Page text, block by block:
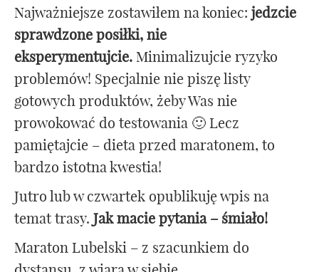
Najważniejsze zostawiłem na koniec: jedzcie
sprawdzone posiłki, nie
eksperymentujcie. Minimalizujcie ryzyko
problemów! Specjalnie nie piszę listy
gotowych produktów, żeby Was nie
prowokować do testowania 🙂 Lecz
pamiętajcie – dieta przed maratonem, to
bardzo istotna kwestia!
Jutro lub w czwartek opublikuję wpis na
temat trasy. Jak macie pytania – śmiało!
Maraton Lubelski – z szacunkiem do